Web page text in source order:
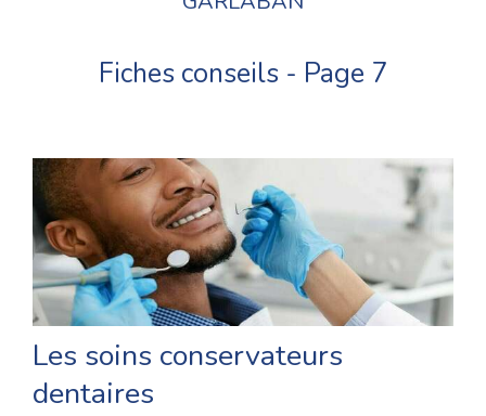
Fiches conseils - Page 7
Les soins conservateurs
dentaires